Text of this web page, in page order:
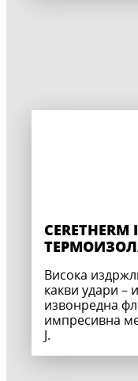
Висока
какви удари –
извонредна
импресивна
Ј.